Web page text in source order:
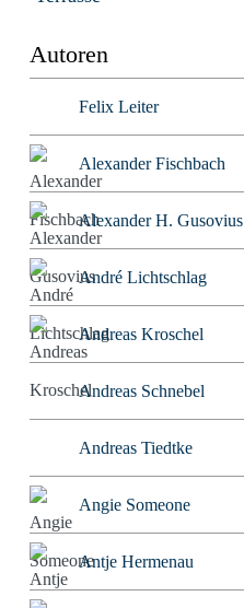
Autoren
Felix Leiter
Alexander Fischbach
Alexander H. Gusovius
André Lichtschlag
Andreas Kroschel
Andreas Schnebel
Andreas Tiedtke
Angie Someone
Antje Hermenau